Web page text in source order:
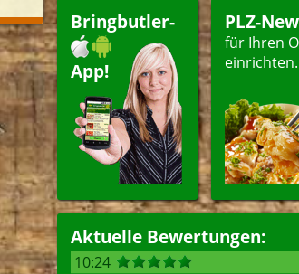
Bringbutler-
App!
PLZ-
für Ihren
Aktuelle Bewertungen:
10:24